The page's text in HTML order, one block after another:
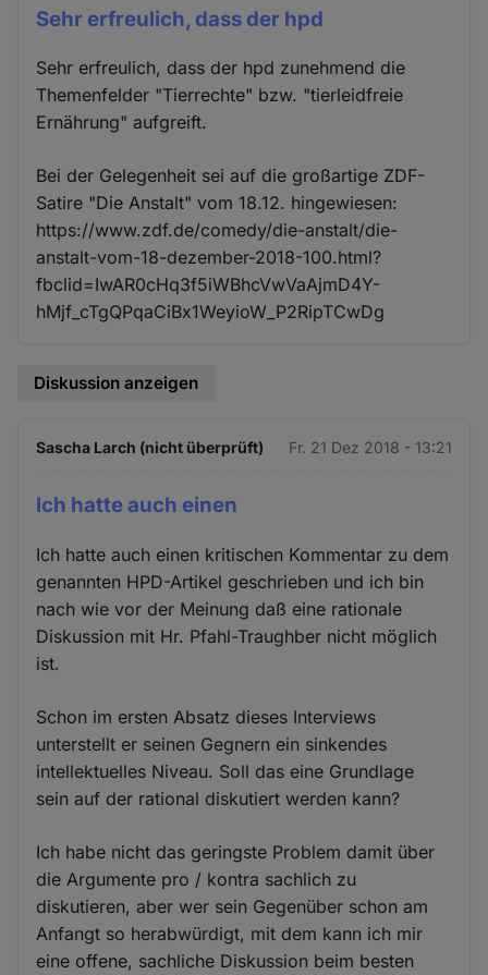
Sehr erfreulich, dass der hpd
Sehr erfreulich, dass der hpd zunehmend die
Themenfelder "Tierrechte" bzw. "tierleidfreie
Ernährung" aufgreift.
Bei der Gelegenheit sei auf die großartige ZDF-
Satire "Die Anstalt" vom 18.12. hingewiesen:
https://www.zdf.de/comedy/die-anstalt/die-
anstalt-vom-18-dezember-2018-100.html?
fbclid=IwAR0cHq3f5iWBhcVwVaAjmD4Y-
hMjf_cTgQPqaCiBx1WeyioW_P2RipTCwDg
Diskussion anzeigen
Sascha Larch (nicht überprüft) Fr. 21 Dez 2018 - 13:21
Ich hatte auch einen
Ich hatte auch einen kritischen Kommentar zu dem
genannten HPD-Artikel geschrieben und ich bin
nach wie vor der Meinung daß eine rationale
Diskussion mit Hr. Pfahl-Traughber nicht möglich
ist.
Schon im ersten Absatz dieses Interviews
unterstellt er seinen Gegnern ein sinkendes
intellektuelles Niveau. Soll das eine Grundlage
sein auf der rational diskutiert werden kann?
Ich habe nicht das geringste Problem damit über
die Argumente pro / kontra sachlich zu
diskutieren, aber wer sein Gegenüber schon am
Anfangt so herabwürdigt, mit dem kann ich mir
eine offene, sachliche Diskussion beim besten